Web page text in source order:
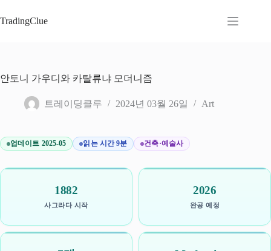
문
뛰
TradingClue
안토니 가우디와 카탈류냐 모더니즘
트레이딩클루 2024년 03월 26일 Art
업데이트 2025-05 읽는 시간 9분 건축·예술사
1882
사그라다 시작
2026
완공 예정